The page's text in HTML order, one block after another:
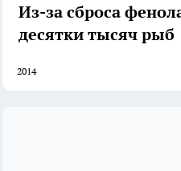
Из-за сброса
десятки тысяч рыб
2014